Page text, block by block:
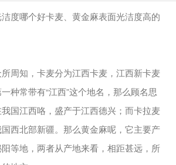
度哪个好卡麦、黄金麻表面光洁度高的
周知，卡麦分为江西卡麦，江西新卡麦
种常带有“江西”这个地名，那么顾名思
国江西咯，盛产于江西德兴；而卡拉麦
西北部新疆。那么黄金麻呢，它主要产
等地，两者从产地来看，相距甚远，所